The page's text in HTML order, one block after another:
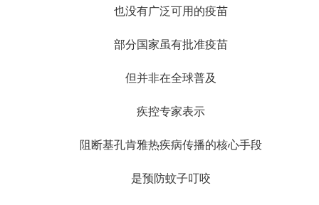
也没有广泛可用的疫苗
部分国家虽有批准疫苗
但并非在全球普及
疾控专家表示
阻断基孔肯雅热疾病传播的核心手段
是预防蚊子叮咬